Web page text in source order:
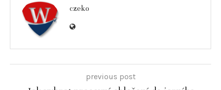
czeko
previous post